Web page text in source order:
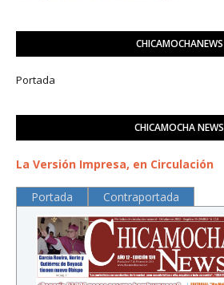
CHICAMOCHANEWS
Portada
CHICAMOCHA NEWS
La Versión Impresa, en Circulación
Portada Contraportada